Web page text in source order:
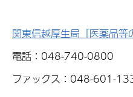
関東信越厚生局「医薬品等
電話：048-740-0800
ファックス：048-601-